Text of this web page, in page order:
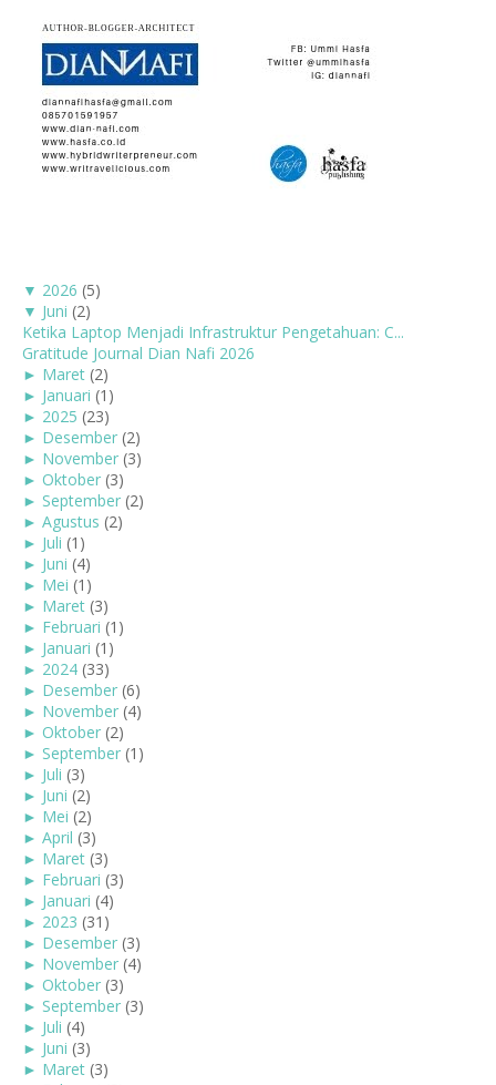
▼ 2026 (5)
▼ Juni (2)
Ketika Laptop Menjadi Infrastruktur Pengetahuan: C...
Gratitude Journal Dian Nafi 2026
► Maret (2)
► Januari (1)
► 2025 (23)
► Desember (2)
► November (3)
► Oktober (3)
► September (2)
► Agustus (2)
► Juli (1)
► Juni (4)
► Mei (1)
► Maret (3)
► Februari (1)
► Januari (1)
► 2024 (33)
► Desember (6)
► November (4)
► Oktober (2)
► September (1)
► Juli (3)
► Juni (2)
► Mei (2)
► April (3)
► Maret (3)
► Februari (3)
► Januari (4)
► 2023 (31)
► Desember (3)
► November (4)
► Oktober (3)
► September (3)
► Juli (4)
► Juni (3)
► Maret (3)